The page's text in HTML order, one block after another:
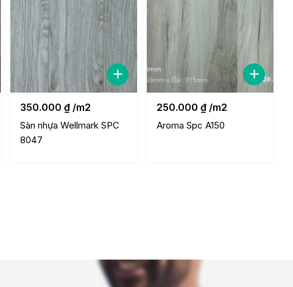
350.000 ₫ /m2
Sàn nhựa Wellmark SPC
8047
250.000 ₫ /m2
Aroma Spc A150